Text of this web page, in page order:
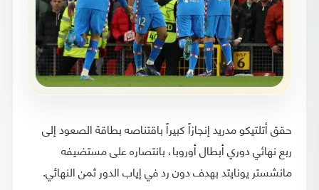
حقق أتلتيكو مدريد إنجازاً كبيراً باقتناصه بطاقة الصعود إلى
ربع نهائي دوري أبطال أوروبا، بانتصاره على مستضيفه
مانشستر يونايتد بهدف دون رد في إياب الدور ثمن النهائي.